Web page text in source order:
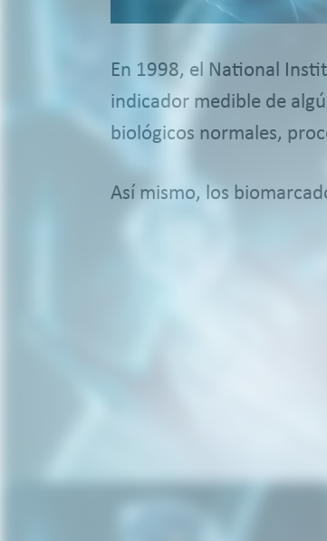
En 1998, el National
indicador medible de
biológicos normales,
Así mismo, los